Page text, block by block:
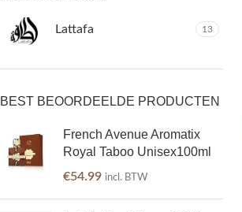
Lattafa 13
BEST BEOORDEELDE PRODUCTEN
French Avenue Aromatix
Royal Taboo Unisex100ml
€54.99 incl. BTW